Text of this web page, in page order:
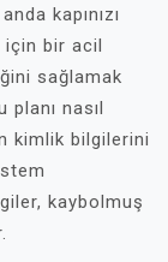
kapınızı
için bir acil
sağlamak
nasıl
kimlik bilgilerini
kaybolmuş